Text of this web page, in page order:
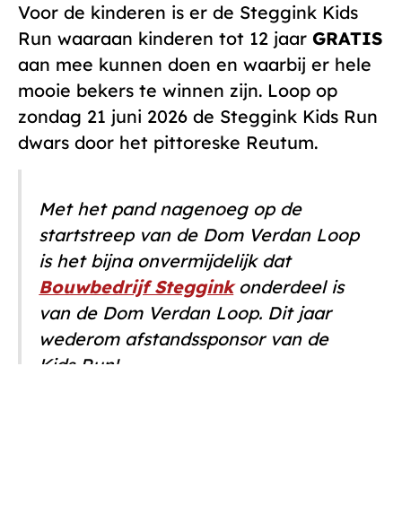
Voor de kinderen is er de Steggink Kids
Run waaraan kinderen tot 12 jaar GRATIS
aan mee kunnen doen en waarbij er hele
mooie bekers te winnen zijn. Loop op
zondag 21 juni 2026 de Steggink Kids Run
dwars door het pittoreske Reutum.
Met het pand nagenoeg op de
startstreep van de Dom Verdan Loop
is het bijna onvermijdelijk dat
Bouwbedrijf Stegginkonderdeel is
van de Dom Verdan Loop. Dit jaar
wederom afstandssponsor van de
Kids Run!